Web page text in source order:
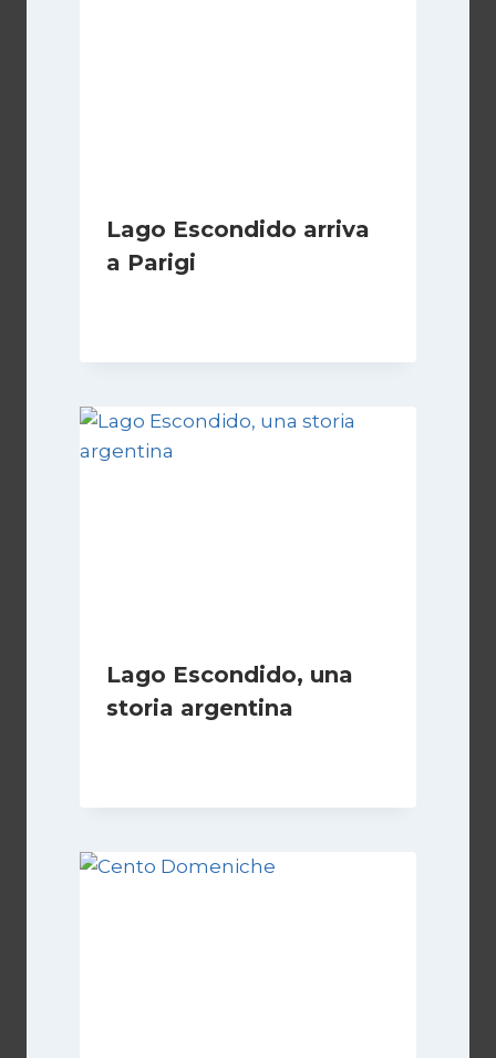
Lago Escondido arriva
a Parigi
Lago Escondido, una
storia argentina